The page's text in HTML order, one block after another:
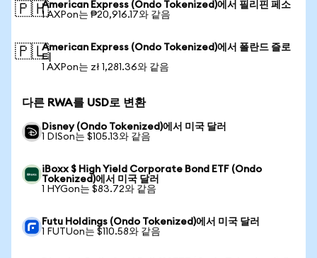
🇵🇭American Express (Ondo Tokenized)에서 필리핀 페소
1 AXPon는 ₱20,916.17와 같음
🇵🇱American Express (Ondo Tokenized)에서 폴란드 즐로
티
1 AXPon는 zł 1,281.36와 같음
다른 RWA를 USD로 변환
Disney (Ondo Tokenized)에서 미국 달러
1 DISon는 $105.13와 같음
iBoxx $ High Yield Corporate Bond ETF (Ondo
Tokenized)에서 미국 달러
1 HYGon는 $83.72와 같음
Futu Holdings (Ondo Tokenized)에서 미국 달러
1 FUTUon는 $110.58와 같음